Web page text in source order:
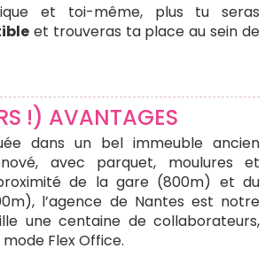
et toi-même, plus tu seras
et trouveras ta place au sein de
!) AVANTAGES
dans un bel immeuble ancien
avec parquet, moulures et
de la gare (800m) et du
l’agence de Nantes est notre
une centaine de collaborateurs,
Flex Office.